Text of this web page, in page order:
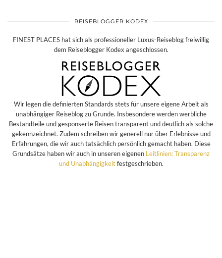
REISEBLOGGER KODEX
FINEST PLACES hat sich als professioneller Luxus-Reiseblog freiwillig
dem Reiseblogger Kodex angeschlossen.
Wir legen die definierten Standards stets für unsere eigene Arbeit als
unabhängiger Reiseblog zu Grunde. Insbesondere werden werbliche
Bestandteile und gesponserte Reisen transparent und deutlich als solche
gekennzeichnet. Zudem schreiben wir generell nur über Erlebnisse und
Erfahrungen, die wir auch tatsächlich persönlich gemacht haben. Diese
Grundsätze haben wir auch in unseren eigenen Leitlinien: Transparenz
und Unabhängigkeitfestgeschrieben.